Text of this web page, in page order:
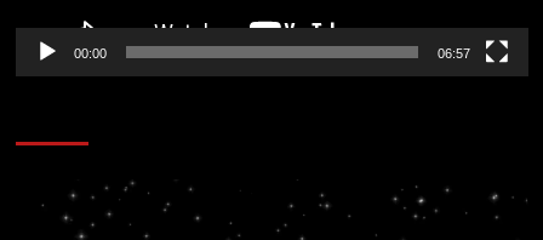
00:00 06:57
Reproductor